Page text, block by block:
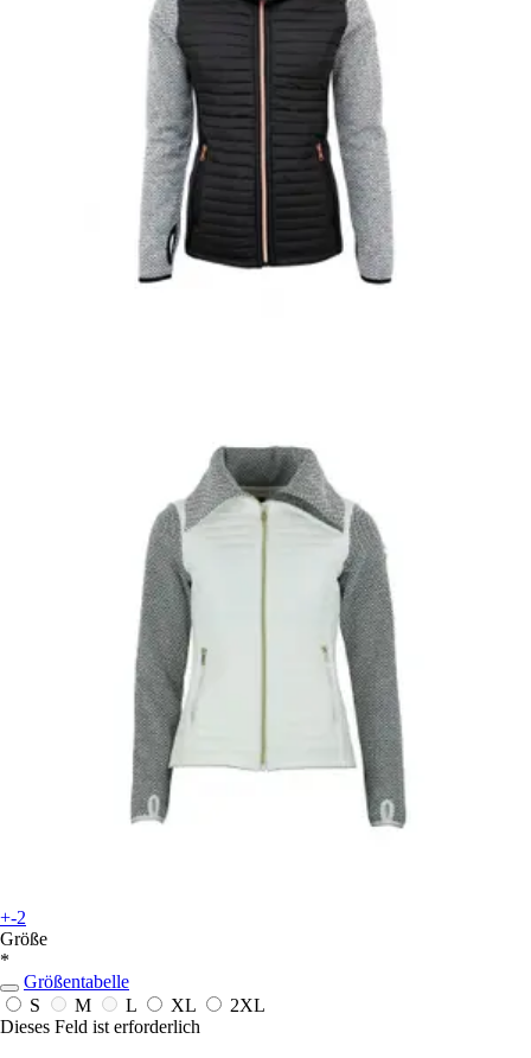
+-2
Größe
*
Größentabelle
S
M L XL
2XL
Dieses Feld ist erforderlich